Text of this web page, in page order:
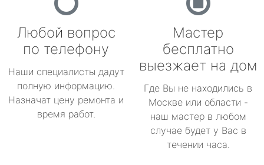
Любой вопрос
по телефону
Наши специалисты дадут
полную информацию.
Назначат цену ремонта и
время работ.
Мастер
бесплатно
выезжает на дом
Где Вы не находились в
Москве или области -
наш мастер в любом
случае будет у Вас в
течении часа.